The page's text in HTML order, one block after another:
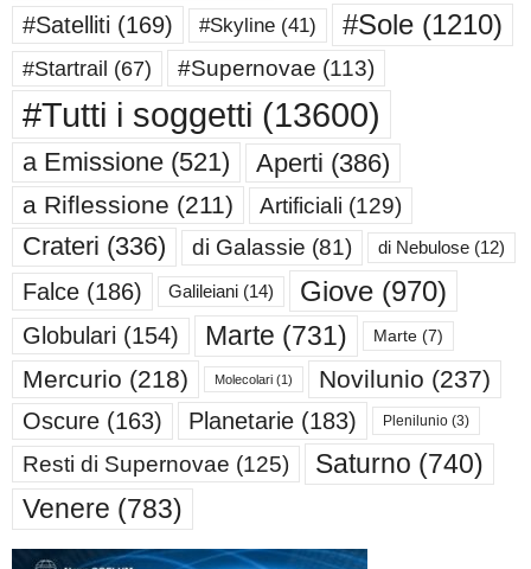
#Satelliti (169) #Skyline (41) #Sole (1210)
#Startrail (67) #Supernovae (113)
#Tutti i soggetti (13600)
a Emissione (521) Aperti (386)
a Riflessione (211) Artificiali (129)
Crateri (336) di Galassie (81) di Nebulose (12)
Falce (186) Galileiani (14) Giove (970)
Globulari (154) Marte (731) Marte (7)
Mercurio (218) Molecolari (1) Novilunio (237)
Oscure (163) Planetarie (183) Plenilunio (3)
Resti di Supernovae (125) Saturno (740)
Venere (783)